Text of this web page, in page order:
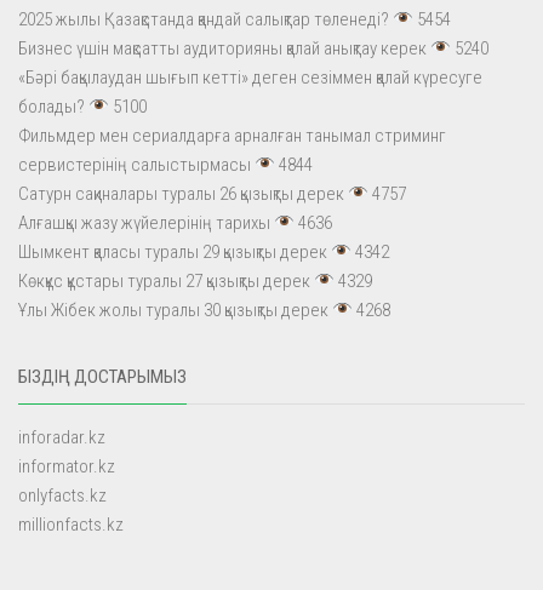
2025 жылы Қазақстанда қандай салықтар төленеді?
5454
Бизнес үшін мақсатты аудиторияны қалай анықтау керек
5240
«Бәрі бақылаудан шығып кетті» деген сезіммен қалай күресуге
болады?
5100
Фильмдер мен сериалдарға арналған танымал стриминг
сервистерінің салыстырмасы
4844
Сатурн сақиналары туралы 26 қызықты дерек
4757
Алғашқы жазу жүйелерінің тарихы
4636
Шымкент қаласы туралы 29 қызықты дерек
4342
Көкқұс құстары туралы 27 қызықты дерек
4329
Ұлы Жібек жолы туралы 30 қызықты дерек
4268
БІЗДІҢ ДОСТАРЫМЫЗ
inforadar.kz
informator.kz
onlyfacts.kz
millionfacts.kz